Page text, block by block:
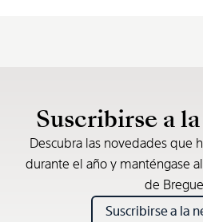
Suscribirse a
Descubra las novedades que
durante el año y manténgase
de
Suscribirse a la